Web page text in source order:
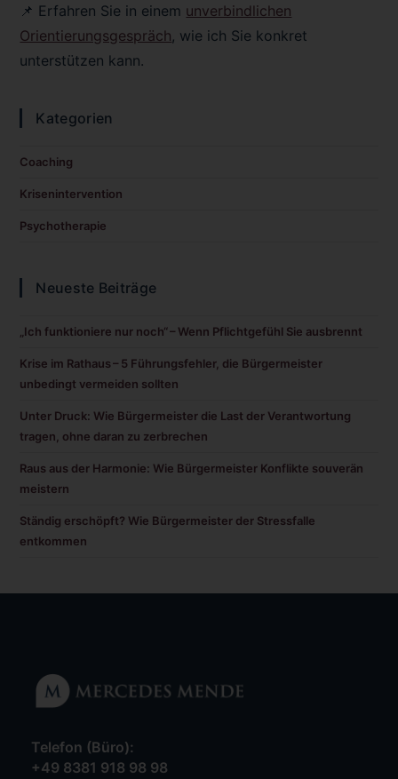
📌 Erfahren Sie in einem unverbindlichen
Orientierungsgespräch, wie ich Sie konkret
unterstützen kann.
Kategorien
Coaching
Krisenintervention
Psychotherapie
Neueste Beiträge
„Ich funktioniere nur noch“ – Wenn Pflichtgefühl Sie ausbrennt
Krise im Rathaus – 5 Führungsfehler, die Bürgermeister
unbedingt vermeiden sollten
Unter Druck: Wie Bürgermeister die Last der Verantwortung
tragen, ohne daran zu zerbrechen
Raus aus der Harmonie: Wie Bürgermeister Konflikte souverän
meistern
Ständig erschöpft? Wie Bürgermeister der Stressfalle
entkommen
Telefon (Büro):
+49 8381 918 98 98